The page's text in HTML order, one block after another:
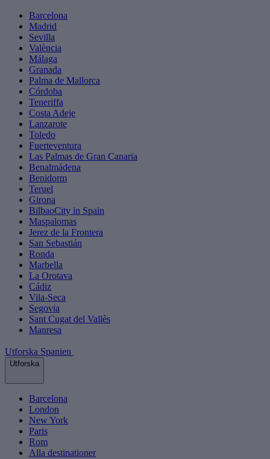
Barcelona
Madrid
Sevilla
València
Málaga
Granada
Palma de Mallorca
Córdoba
Teneriffa
Costa Adeje
Lanzarote
Toledo
Fuerteventura
Las Palmas de Gran Canaria
Benalmádena
Benidorm
Teruel
Girona
BilbaoCity in Spain
Maspalomas
Jerez de la Frontera
San Sebastián
Ronda
Marbella
La Orotava
Cádiz
Vila-Seca
Segovia
Sant Cugat del Vallès
Manresa
Utforska Spanien
Utforska
Barcelona
London
New York
Paris
Rom
Alla destinationer